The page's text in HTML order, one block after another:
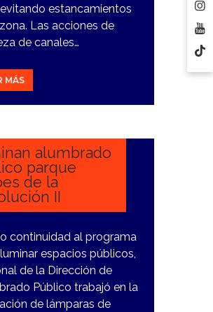
estancamientos
Las acciones de
de canales…
MÁS
alumbrado
parque
de la
II
continuidad al programa
espacios públicos,
de la Dirección de
Público trabajó en la
de lámparas de